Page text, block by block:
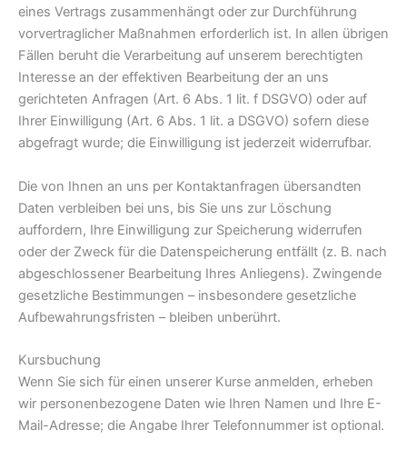
eines Vertrags zusammenhängt oder zur Durchführung
vorvertraglicher Maßnahmen erforderlich ist. In allen übrigen
Fällen beruht die Verarbeitung auf unserem berechtigten
Interesse an der effektiven Bearbeitung der an uns
gerichteten Anfragen (Art. 6 Abs. 1 lit. f DSGVO) oder auf
Ihrer Einwilligung (Art. 6 Abs. 1 lit. a DSGVO) sofern diese
abgefragt wurde; die Einwilligung ist jederzeit widerrufbar.
Die von Ihnen an uns per Kontaktanfragen übersandten
Daten verbleiben bei uns, bis Sie uns zur Löschung
auffordern, Ihre Einwilligung zur Speicherung widerrufen
oder der Zweck für die Datenspeicherung entfällt (z. B. nach
abgeschlossener Bearbeitung Ihres Anliegens). Zwingende
gesetzliche Bestimmungen – insbesondere gesetzliche
Aufbewahrungsfristen – bleiben unberührt.
Kursbuchung
Wenn Sie sich für einen unserer Kurse anmelden, erheben
wir personenbezogene Daten wie Ihren Namen und Ihre E-
Mail-Adresse; die Angabe Ihrer Telefonnummer ist optional.